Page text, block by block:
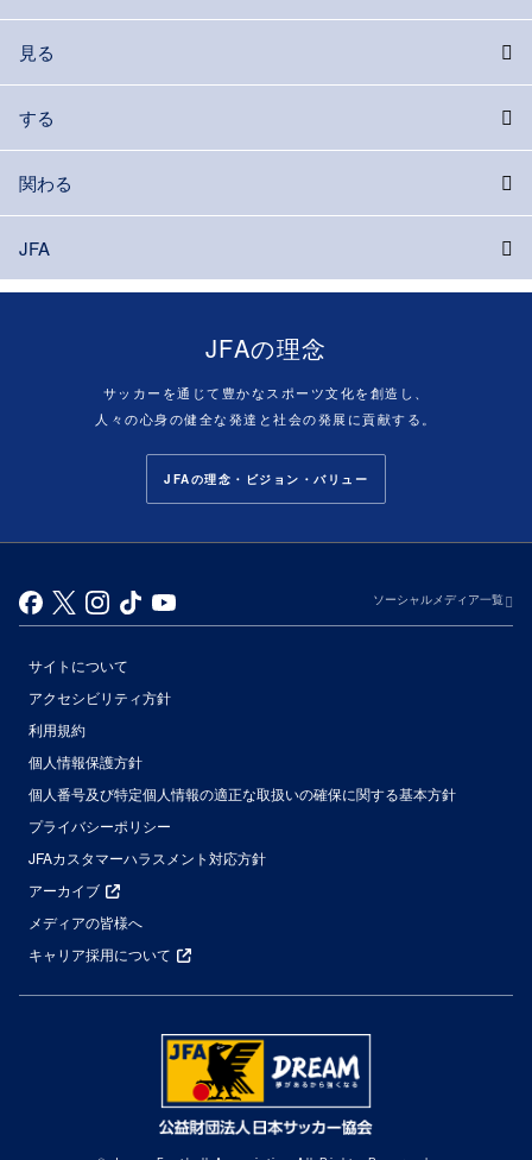
見る
する
関わる
JFA
JFAの理念
サッカーを通じて豊かなスポーツ文化を創造し、
人々の心身の健全な発達と社会の発展に貢献する。
JFAの理念・ビジョン・バリュー
ソーシャルメディア一覧
サイトについて
アクセシビリティ方針
利用規約
個人情報保護方針
個人番号及び特定個人情報の適正な取扱いの確保に関する基本方針
プライバシーポリシー
JFAカスタマーハラスメント対応方針
アーカイブ
メディアの皆様へ
キャリア採用について